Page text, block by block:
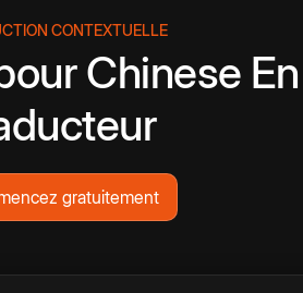
CONTEXTUELLE
Chinese
gratuitement